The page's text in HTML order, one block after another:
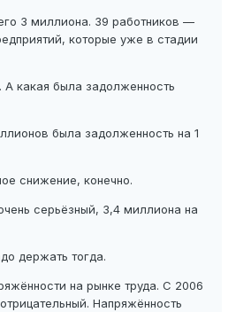
3 миллиона. 39 работников —
которые уже в стадии
какая была задолженность
была задолженность на 1
снижение, конечно.
серьёзный, 3,4 миллиона на
держать тогда.
на рынке труда. С 2006
Напряжённость